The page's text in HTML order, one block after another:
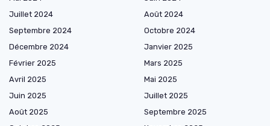
Juillet 2024
Août 2024
Septembre 2024
Octobre 2024
Décembre 2024
Janvier 2025
Février 2025
Mars 2025
Avril 2025
Mai 2025
Juin 2025
Juillet 2025
Août 2025
Septembre 2025